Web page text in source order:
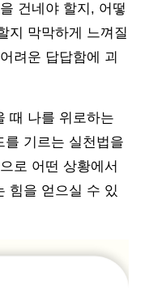
건네야 할지, 어떻
지 막막하게 느껴질
려운 답답함에 괴
때 나를 위로하는
를 기르는 실천법을
로 어떤 상황에서
힘을 얻으실 수 있